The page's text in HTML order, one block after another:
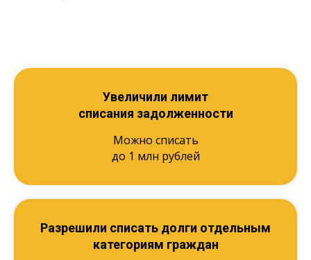
Увеличили лимит
списания задолженности
Можно списать
до 1 млн рублей
Разрешили списать долги отдельным
категориям граждан